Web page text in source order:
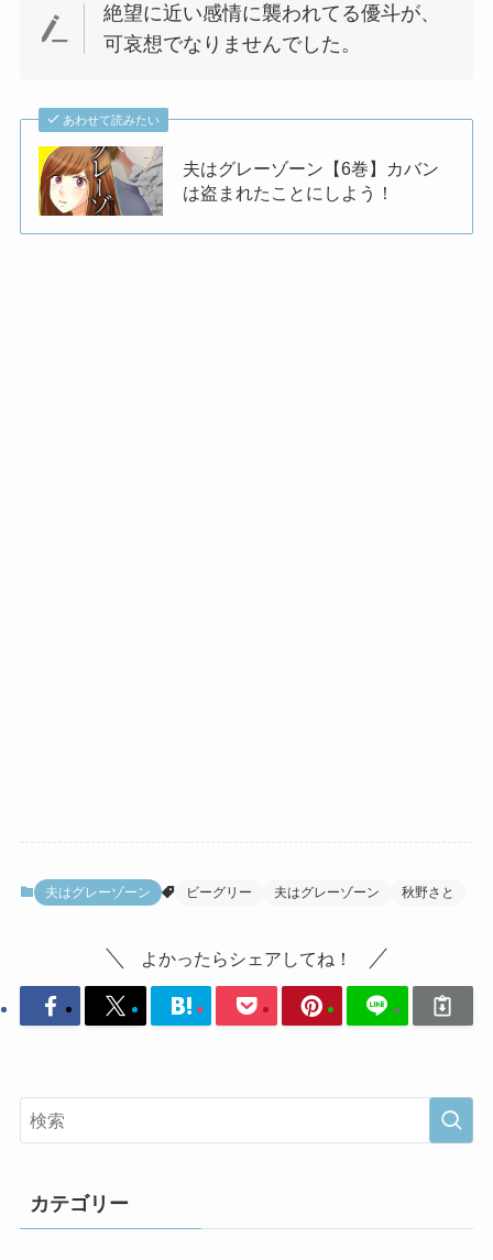
絶望に近い感情に襲われてる優斗が、
可哀想でなりませんでした。
あわせて読みたい
夫はグレーゾーン【6巻】カバン
は盗まれたことにしよう！
夫はグレーゾーン ビーグリー 夫はグレーゾーン 秋野さと
よかったらシェアしてね！
カテゴリー